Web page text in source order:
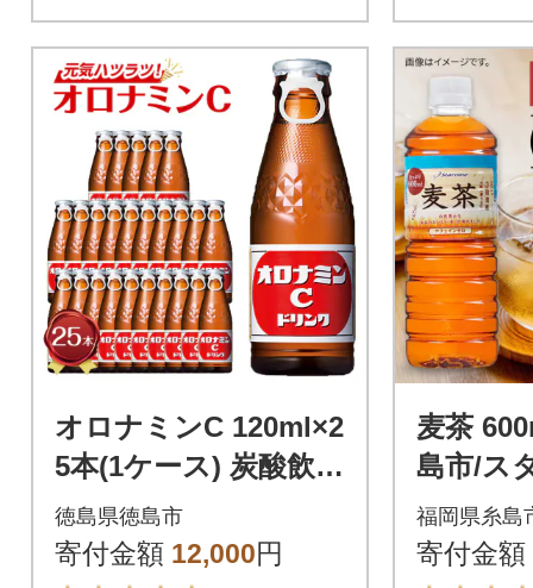
オロナミンC 120ml×2
5本(1ケース) 炭酸飲料
飲料 微炭酸【CA10
3】
徳島県徳島市
寄付金額 12,000円
麦茶
島市/ス
茶 ペッ
M005]
福岡県糸島
寄付金額